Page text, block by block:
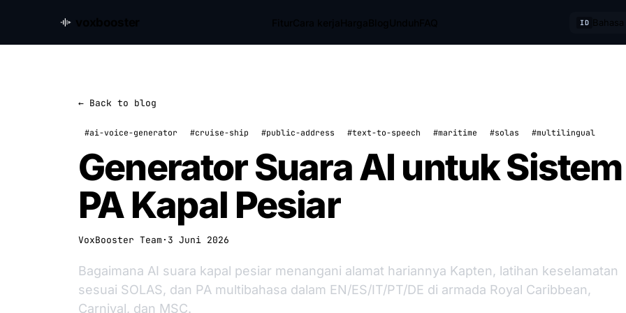
ID
← Back to blog
#ai-voice-generator #cruise-ship #public-address #text-to-speech #maritime #solas #multilingual
Generator Suara AI untuk Sistem
PA Kapal Pesiar
VoxBooster Team · 3 Juni 2026
Bagaimana AI suara kapal pesiar menangani alamat hariannya Kapten, latihan keselamatan
sesuai SOLAS, dan PA multibahasa dalam EN/ES/IT/PT/DE di armada Royal Caribbean,
Carnival, dan MSC.